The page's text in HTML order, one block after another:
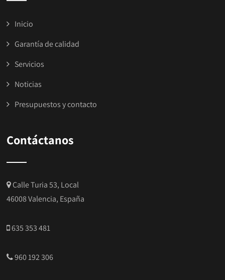
Inicio
Garantía de calidad
Servicios
Noticias
Presupuestos y contacto
Contáctanos
Calle Turia 53, Local
46008 Valencia, España
635 353 481
960 192 306